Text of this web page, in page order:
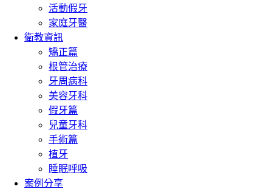
活動假牙
家庭牙醫
衛教資訊
矯正篇
根管治療
牙周病科
美容牙科
假牙篇
兒童牙科
手術篇
植牙
睡眠呼吸
案例分享